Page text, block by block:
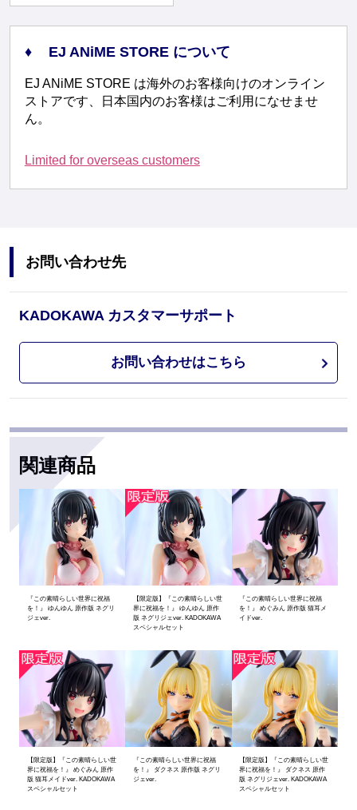
EJ ANiME STORE について
EJ ANiME STORE は海外のお客様向けのオンライン
ストアです、日本国内のお客様はご利用になせませ
ん。
Limited for overseas customers
お問い合わせ先
KADOKAWA カスタマーサポート
お問い合わせはこちら
関連商品
『この素晴らしい世界に祝福
を！』 ゆんゆん 原作版 ネグリ
ジェver.
【限定版】『この素晴らしい世
界に祝福を！』 ゆんゆん 原作
版 ネグリジェver. KADOKAWA
スペシャルセット
『この素晴らしい世界に祝福
を！』 めぐみん 原作版 猫耳メ
イドver.
【限定版】『この素晴らしい世
界に祝福を！』 めぐみん 原作
版 猫耳メイドver. KADOKAWA
スペシャルセット
『この素晴らしい世界に祝福
を！』 ダクネス 原作版 ネグリ
ジェver.
【限定版】『この素晴らしい世
界に祝福を！』 ダクネス 原作
版 ネグリジェver. KADOKAWA
スペシャルセット